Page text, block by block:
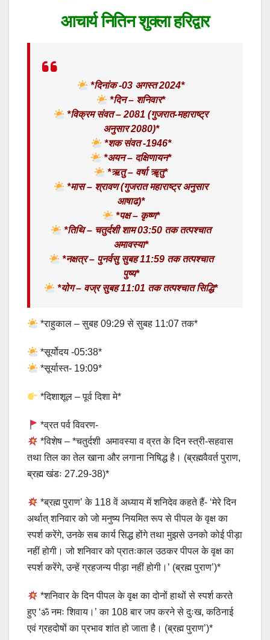
आचार्य नितिन शुक्ला हरिद्वार
*दिनांक -03 अगस्त 2024*
*दिन – शनिवार*
*विक्रम संवत – 2081 (गुजरात-महाराष्ट्र
अनुसार 2080)*
*शक संवत -1946*
*अयन – दक्षिणायन*
*ऋतु – वर्षा ॠतु*
*मास – श्रावण (गुजरात महाराष्ट्र अनुसार
आषाढ)*
*पक्ष – कृष्ण*
*तिथि – चतुर्दशी शाम 03:50 तक तत्पश्चात
अमावस्या*
*नक्षत्र – पुनर्वसु सुबह 11:59 तक तत्पश्चात
पुष्य*
*योग – वज्र सुबह 11:01 तक तत्पश्चात सिद्धि*
*राहुकाल – सुबह 09:29 से सुबह 11:07 तक*
*सूर्योदय -05:38*
*सूर्यास्त- 19:09*
*दिशाशूल – पूर्व दिशा मे*
*व्रत पर्व विवरण-
*विशेष – *चतुर्दशी अमावस्या व व्रत के दिन स्त्री-सहवास
तथा तिल का तेल खाना और लगाना निषिद्ध है। (ब्रह्मवैवर्त पुराण,
ब्रह्म खंडः 27.29-38)*
*ब्रह्म पुराण’ के 118 वें अध्याय में शनिदेव कहते हैं- ‘मेरे दिन
अर्थात् शनिवार को जो मनुष्य नियमित रूप से पीपल के वृक्ष का
स्पर्श करेंगे, उनके सब कार्य सिद्ध होंगे तथा मुझसे उनको कोई पीड़ा
नहीं होगी। जो शनिवार को प्रातःकाल उठकर पीपल के वृक्ष का
स्पर्श करेंगे, उन्हें ग्रहजन्य पीड़ा नहीं होगी।’ (ब्रह्म पुराण’)*
*शनिवार के दिन पीपल के वृक्ष का दोनों हाथों से स्पर्श करते
हुए ‘ॐ नमः शिवाय।’ का 108 बार जप करने से दुःख, कठिनाई
एवं ग्रहदोषों का प्रभाव शांत हो जाता है। (ब्रह्म पुराण’)*